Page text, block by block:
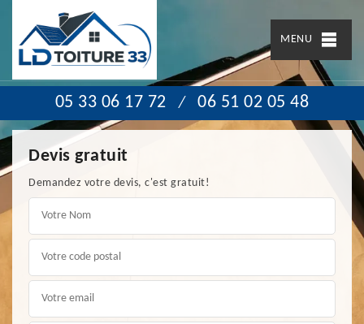
MENU
05 33 06 17 72 / 06 51 02 05 48
Devis gratuit
Demandez votre devis, c'est gratuit!